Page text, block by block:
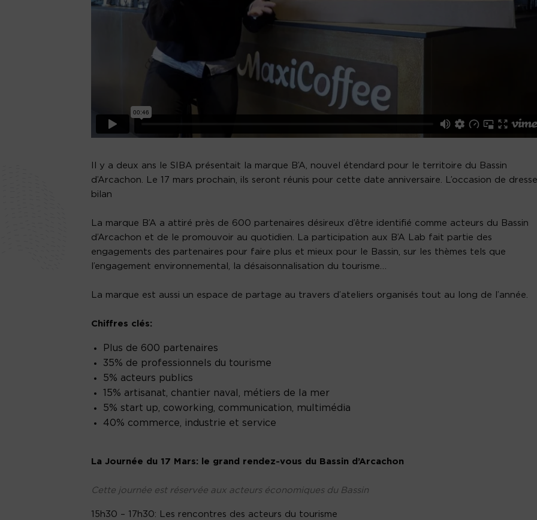
Il y a deux ans le SIBA présentait la marque B’A, nouvel étendard pour le territoire du Bassin
d’Arcachon. Le 17 mars prochain, ils seront réunis pour cette date anniversaire. L’occasion de
bilan
La marque B’A a attiré près de 600 partenaires désireux d’être identifié comme acteurs du Bassin
d’Arcachon et de le promouvoir au quotidien. La participation aux B’A Lab fait partie des
engagements des partenaires pour faire plus et mieux pour le Bassin, sur les thèmes tels que
l’engagement environnemental, la désaisonnalisation du tourisme…
La marque est aussi un espace de partage au travers d’ateliers organisés tout au long de l’année.
Chiffres clés:
Plus de 600 partenaires
35% de professionnels du tourisme
5% acteurs publics
15% artisanat, chantier naval, métiers de la mer
5% start up, coworking, communication, multimédia
40% commerce, industrie et service
La Journée du 17 Mars: le grand rendez-vous du Bassin d’Arcachon
Cette journée est réservée aux acteurs économiques du Bassin
15h30 – 17h30: Les rencontres des acteurs du tourisme